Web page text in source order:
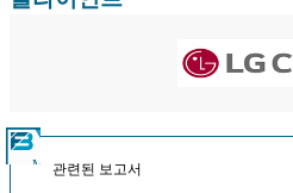
지금 맞춤
관련된 보고서